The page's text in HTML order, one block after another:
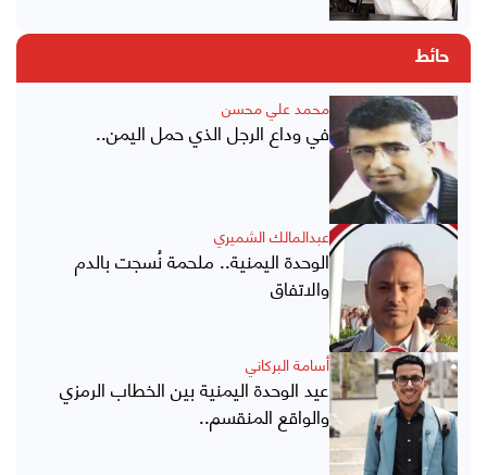
حائط
محمد علي محسن
في وداع الرجل الذي حمل اليمن..
عبدالمالك الشميري
الوحدة اليمنية.. ملحمة نُسجت بالدم
والاتفاق
أسامة البركاني
عيد الوحدة اليمنية بين الخطاب الرمزي
والواقع المنقسم..